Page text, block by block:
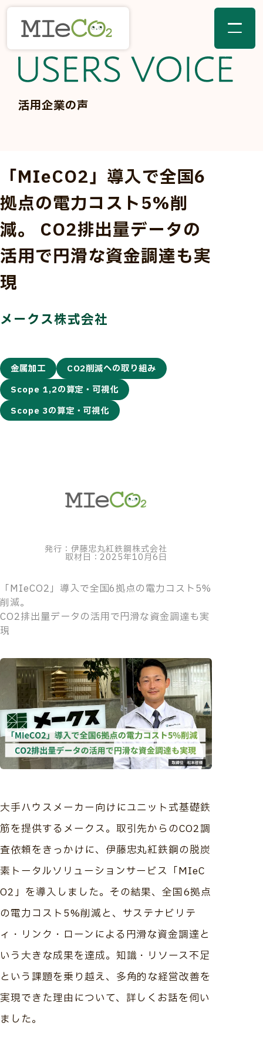
活用企業の声
「MIeCO2」導入で全国6
拠点の電力コスト5%削
減。 CO2排出量データの
活用で円滑な資金調達も実
現
メークス株式会社
金属加工
CO2削減への取り組み
Scope 1,2の算定・可視化
Scope 3の算定・可視化
発行：伊藤忠丸紅鉄鋼株式会社
取材日：2025年10月6日
「MIeCO2」導入で全国6拠点の電力コスト5%
削減。
CO2排出量データの活用で円滑な資金調達も実
現
大手ハウスメーカー向けにユニット式基礎鉄
筋を提供するメークス。取引先からのCO2調
査依頼をきっかけに、伊藤忠丸紅鉄鋼の脱炭
素トータルソリューションサービス「MIeC
O2」を導入しました。その結果、全国6拠点
の電力コスト5%削減と、サステナビリテ
ィ・リンク・ローンによる円滑な資金調達と
いう大きな成果を達成。知識・リソース不足
という課題を乗り越え、多角的な経営改善を
実現できた理由について、詳しくお話を伺い
ました。